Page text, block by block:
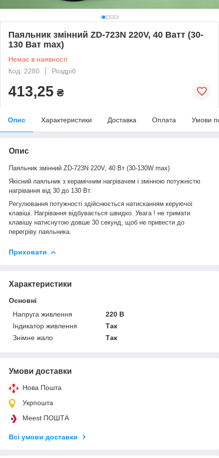
Паяльник змінний ZD-723N 220V, 40 Ватт (30-
130 Ват max)
Немає в наявності
Код: 2280
Роздріб
413,25 ₴
Опис Характеристики Доставка Оплата Умови
Опис
Паяльник змінний ZD-723N 220V, 40 Вт (30-130W max)
Якісний паяльник з керамічним нагрівачем і змінною потужністю
нагрівання від 30 до 130 Вт.
Регулювання потужності здійснюється натисканням керуючої
клавіші. Нагрівання відбувається швидко. Увага ! не тримати
клавішу натиснутою довше 30 секунд, щоб не привести до
перегріву паяльника.
Приховати
Характеристики
Основні
Напруга живлення
220 В
Індикатор живлення
Так
Знімне жало
Так
Умови доставки
Нова Пошта
Укрпошта
Meest ПОШТА
Всі умови доставки